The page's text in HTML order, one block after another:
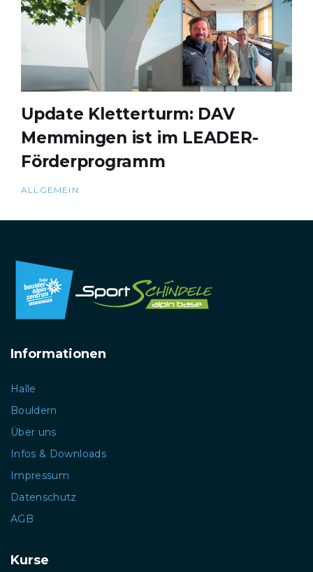
Update Kletterturm: DAV
Memmingen ist im LEADER-
Förderprogramm
ALLGEMEIN
Informationen
Halle
Bouldern
Über uns
Infos & Downloads
Impressum
Datenschutz
AGB
Kurse